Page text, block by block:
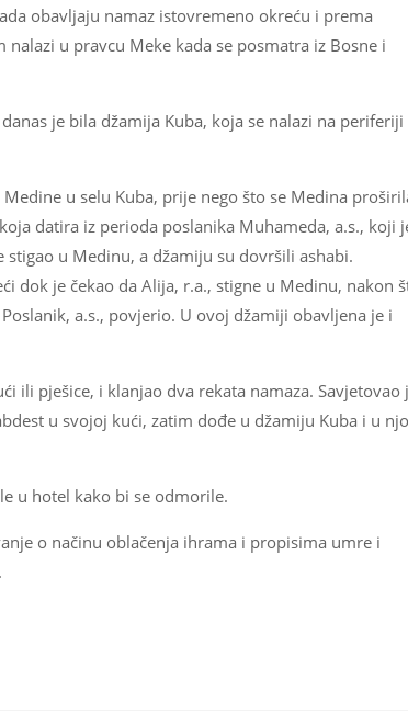
obavljaju namaz istovremeno okreću i prema
u pravcu Meke kada se posmatra iz Bosne i
je bila džamija Kuba, koja se nalazi na periferiji
u selu Kuba, prije nego što se Medina
datira iz perioda poslanika Muhameda, a.s., koji
u Medinu, a džamiju su dovršili ashabi.
dok je čekao da Alija, r.a., stigne u Medinu, nakon
a.s., povjerio. U ovoj džamiji obavljena je i
ili pješice, i klanjao dva rekata namaza. Savjetovao
u svojoj kući, zatim dođe u džamiju Kuba i u
u hotel kako bi se odmorile.
o načinu oblačenja ihrama i propisima umre i